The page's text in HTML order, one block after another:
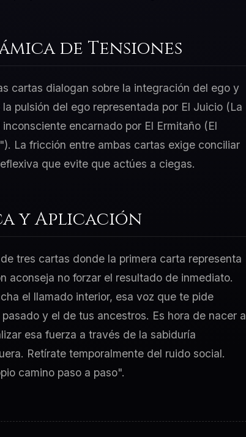
de Tensiones
cartas dialogan sobre la integración del ego y
pulsión del ego representada por El Juicio (La
encarnado por El Ermitaño (El
La fricción entre ambas cartas exige conciliar
que evite que actúes a ciegas.
y Aplicación
tres cartas donde la primera carta representa
aconseja no forzar el resultado de inmediato.
el llamado interior, esa voz que te pide
y el de tus ancestros. Es hora de nacer a
esa fuerza a través de la sabiduría
Retírate temporalmente del ruido social.
camino paso a paso".